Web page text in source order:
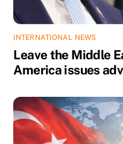
INTERNATIONAL NEWS
Leave the Middle
America issues